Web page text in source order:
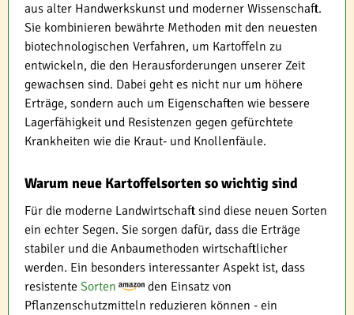
aus alter Handwerkskunst und moderner Wissenschaft.
Sie kombinieren bewährte Methoden mit den neuesten
biotechnologischen Verfahren, um Kartoffeln zu
entwickeln, die den Herausforderungen unserer Zeit
gewachsen sind. Dabei geht es nicht nur um höhere
Erträge, sondern auch um Eigenschaften wie bessere
Lagerfähigkeit und Resistenzen gegen gefürchtete
Krankheiten wie die Kraut- und Knollenfäule.
Warum neue Kartoffelsorten so wichtig sind
Für die moderne Landwirtschaft sind diese neuen Sorten
ein echter Segen. Sie sorgen dafür, dass die Erträge
stabiler und die Anbaumethoden wirtschaftlicher
werden. Ein besonders interessanter Aspekt ist, dass
resistente Sorten
den Einsatz von
Pflanzenschutzmitteln reduzieren können - ein